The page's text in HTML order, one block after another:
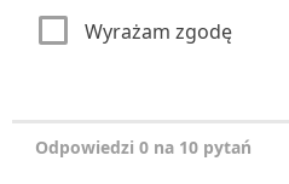
Wyrażam zgodę
Odpowiedzi 0 na 10 pytań